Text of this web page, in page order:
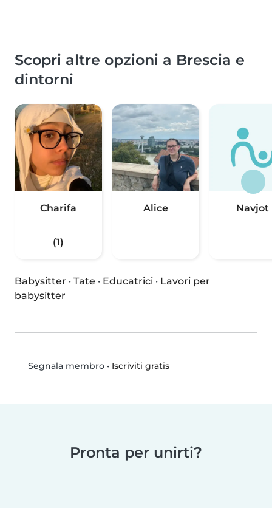
Scopri altre opzioni a Brescia e
dintorni
Charifa
(1)
Alice Navjot
Babysitter · Tate · Educatrici · Lavori per
babysitter
Segnala membro• Iscriviti gratis
Pronta per unirti?